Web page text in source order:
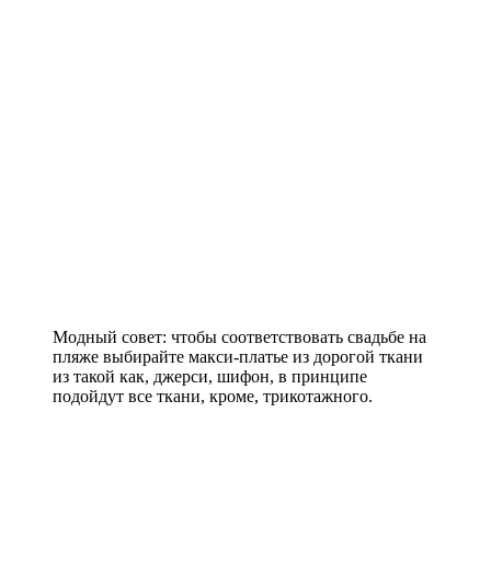
Модный совет: чтобы соответствовать свадьбе на
пляже выбирайте макси-платье из дорогой ткани
из такой как, джерси, шифон, в принципе
подойдут все ткани, кроме, трикотажного.